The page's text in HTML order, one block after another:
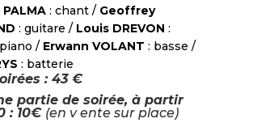
PALMA: chant / Geoffrey
: guitare / Louis DREVON :
/ Erwann VOLANT : basse /
: batterie
: 43 €
partie de soirée, à partir
: 10€ (en v ente sur place)